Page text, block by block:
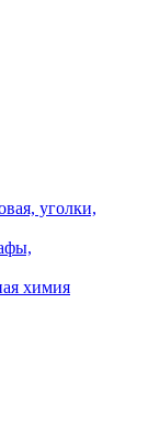
уголки,
химия